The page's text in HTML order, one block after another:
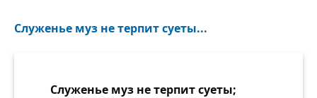
Служенье муз не терпит суеты...
Служенье муз не терпит суеты;